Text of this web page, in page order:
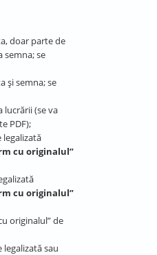
doar parte de
semna; se
și semna; se
(se va
PDF);
legalizată
cu originalul”
cu originalul”
originalul” de
sau